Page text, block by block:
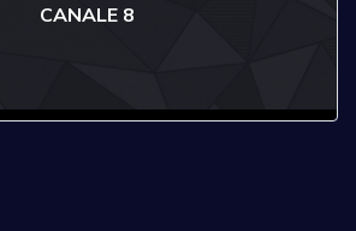
CANALE 8